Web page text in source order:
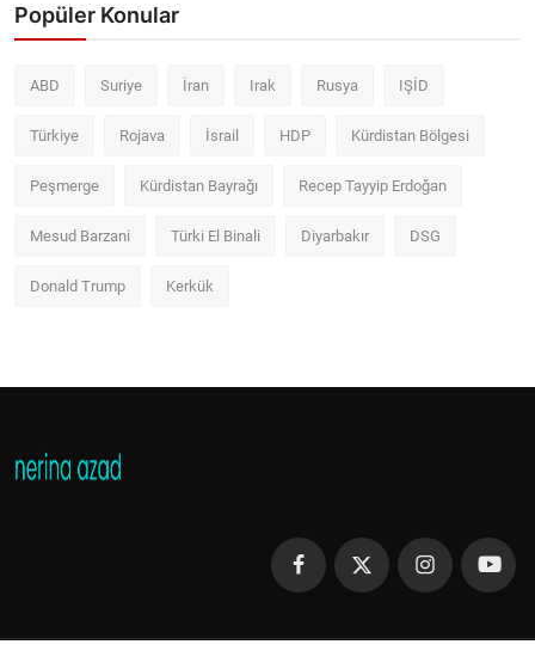
Popüler Konular
ABD Suriye İran Irak Rusya IŞİD
Türkiye Rojava İsrail HDP Kürdistan Bölgesi
Peşmerge Kürdistan Bayrağı Recep Tayyip Erdoğan
Mesud Barzani Türki El Binali Diyarbakır DSG
Donald Trump Kerkük